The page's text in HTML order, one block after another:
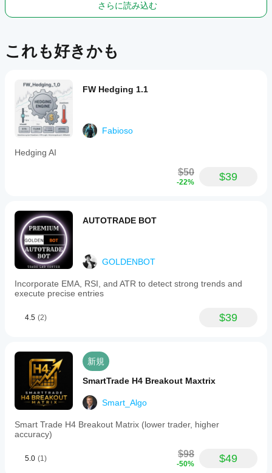
⚠️ 重要な警告
ロボットはライブ使用前にデモで十分にテストする
必要があります。過去のパフォーマンスは将来の結
さらに読み込む
これも好きかも
FW Hedging 1.1
Fabioso
Hedging AI
$50
-22% $39
AUTOTRADE BOT
GOLDENBOT
Incorporate EMA, RSI, and ATR to detect strong trends and
execute precise entries
4.5 (2) $39
新規
SmartTrade H4 Breakout Maxtrix
Smart_Algo
Smart Trade H4 Breakout Matrix (lower trader, higher
accuracy)
5.0 (1) $98
-50% $49